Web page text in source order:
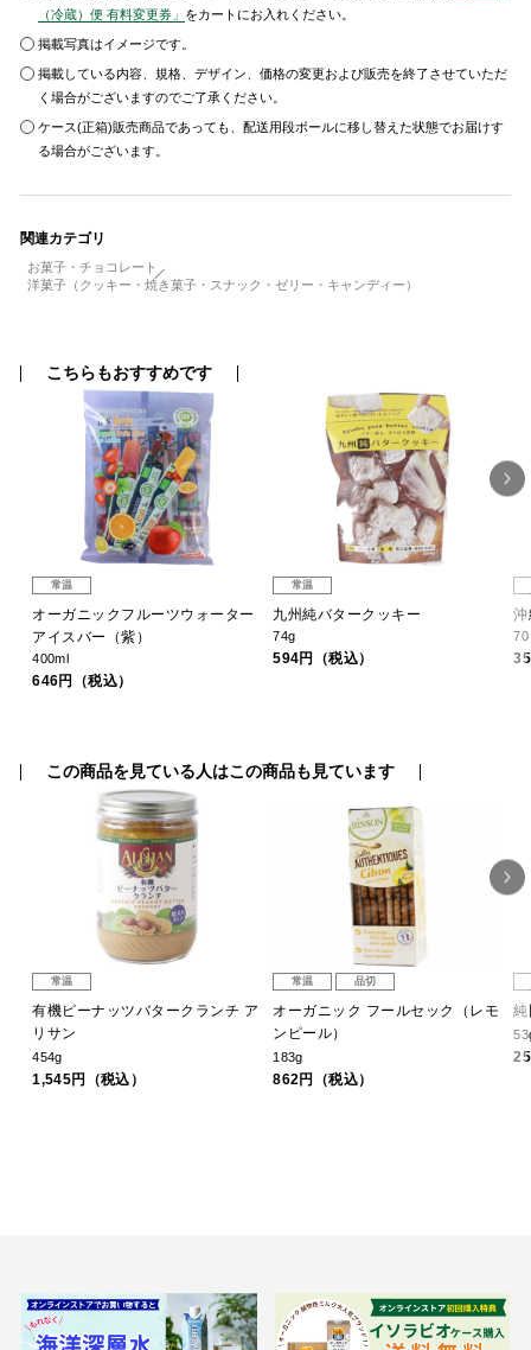
（冷蔵）便 有料変更券」 をカートにお入れください。
掲載写真はイメージです。
掲載している内容、規格、デザイン、価格の変更および販売を終了させていただ
く場合がございますのでご了承ください。
ケース(正箱)販売商品であっても、配送用段ボールに移し替えた状態でお届けす
る場合がございます。
関連カテゴリ
お菓子・チョコレート
洋菓子（クッキー・焼き菓子・スナック・ゼリー・キャンディー）
こちらもおすすめです
常温
オーガニックフルーツウォーター
アイスバー（紫）
400ml
646円（税込）
常温
九州純バタークッキー
74g
594円（税込）
70
この商品を見ている人はこの商品も見ています
常温
有機ピーナッツバタークランチ ア
リサン
454g
1,545円（税込）
常温 品切
オーガニック フールセック（レモ
ンピール）
183g
862円（税込）